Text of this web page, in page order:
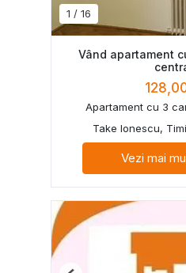
1 / 16
Vând apartament
Apartament cu 3
Take Ionescu,
Vezi mai